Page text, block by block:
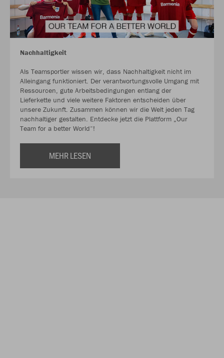
Nachhaltigkeit
Als Teamsportler wissen wir, dass Nachhaltigkeit nicht im
Alleingang funktioniert. Der verantwortungsvolle Umgang mit
Ressourcen, gute Arbeitsbedingungen entlang der
Lieferkette und viele weitere Faktoren entscheiden über
unsere Zukunft. Zusammen können wir die Welt jeden Tag
nachhaltiger gestalten. Entdecke jetzt die Plattform „Our
Team for a better World“!
MEHR LESEN